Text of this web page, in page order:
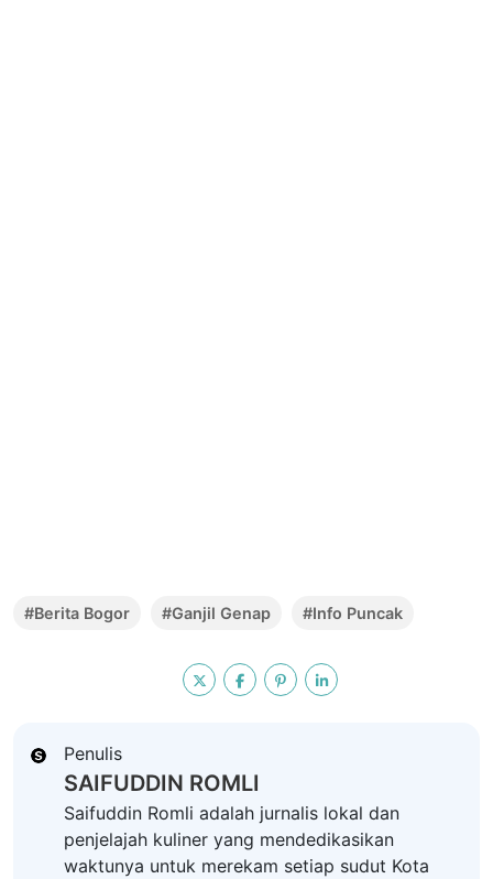
#Berita Bogor #Ganjil Genap #Info Puncak
Penulis
SAIFUDDIN ROMLI
Saifuddin Romli adalah jurnalis lokal dan
penjelajah kuliner yang mendedikasikan
waktunya untuk merekam setiap sudut Kota